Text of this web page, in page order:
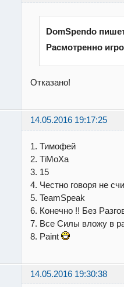
DomSpendo
Расмотренно
Отказано!
14.05.2016 19:17:25
1. Тимофей
2. TiMoXa
3. 15
4. Честно говоря не
5. TeamSpeak
6. Конечно !! Без
7. Все Силы вложу в
8. Paint
14.05.2016 19:30:38